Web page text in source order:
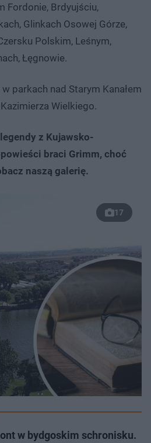
Fordonie, Brdyujściu,
Glinkach Osowej Górze,
Polskim, Leśnym,
Łęgnowie.
parkach nad Starym Kanałem
Wielkiego.
z Kujawsko-
braci Grimm, choć
naszą galerię.
17
w bydgoskim schronisku.